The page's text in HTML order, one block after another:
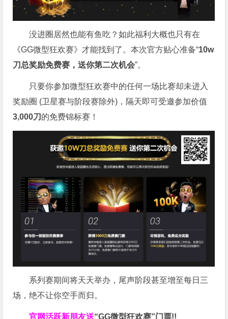
没进圈居然也能有鱼吃？如此福利大概也只有在
《GG微型狂欢赛》才能找到了。本次官方贴心准备“10w
刀 总奖励免费赛，送你第二次机会”。
只要你参加微型狂欢赛中的任何一场比赛却未进入
奖励圈 (卫星赛与阶段赛除外)，隔天即可受邀参加价值
3,000刀 的免费锦标赛！
系列赛期间将天天举办，尾声阶段甚至增至每日三
场，绝不让你空手而归。
官网活跃新朋友送“GG微型狂欢赛”门票!!